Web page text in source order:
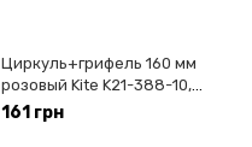
Циркуль+грифель 160 мм
розовый Kite K21-388-10,
60697
161 грн